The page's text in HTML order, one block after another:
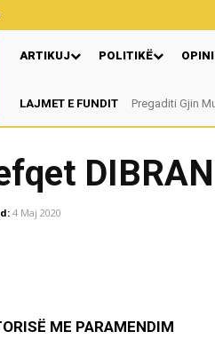
ARTIKUJ POLITIKË
LAJMET E FUNDITPregaditi Gjin
Nga: Ndue
4 Maj 2020
ME PARAMENDIM